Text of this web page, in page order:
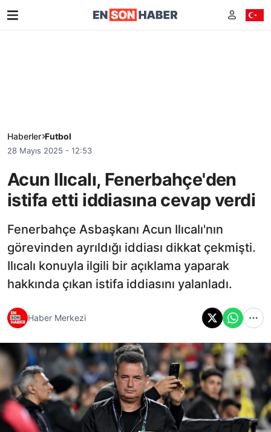
Haberler Futbol
28 Mayıs 2025 - 12:53
Acun Ilıcalı, Fenerbahçe'den
istifa etti iddiasına cevap verdi
Fenerbahçe Asbaşkanı Acun Ilıcalı'nın
görevinden ayrıldığı iddiası dikkat çekmişti.
Ilıcalı konuyla ilgili bir açıklama yaparak
hakkında çıkan istifa iddiasını yalanladı.
Haber Merkezi